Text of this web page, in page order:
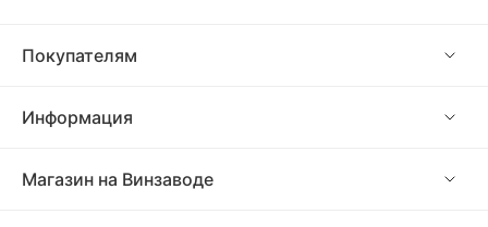
Покупателям
Информация
Магазин на Винзаводе